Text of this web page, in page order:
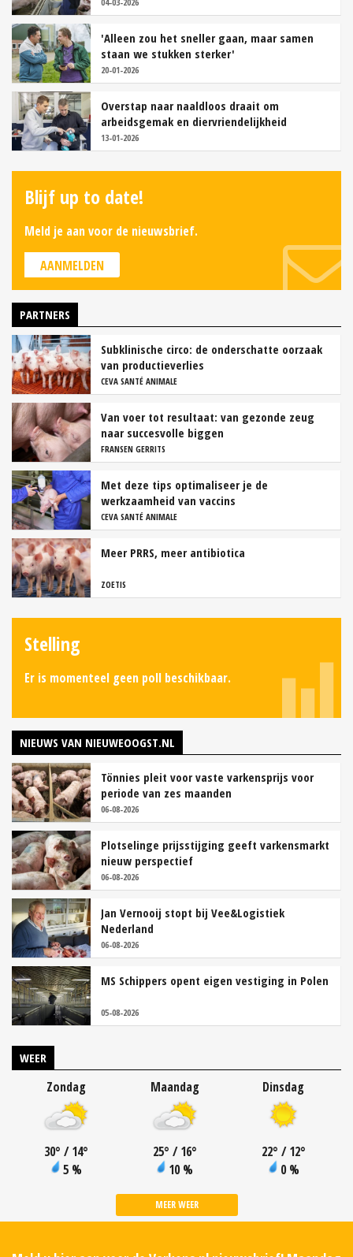
'Alleen zou het sneller gaan, maar samen
staan we stukken sterker'
20-01-2026
Overstap naar naaldloos draait om
arbeidsgemak en diervriendelijkheid
13-01-2026
Blijf up to date!
Meld je aan voor de nieuwsbrief.
AANMELDEN
PARTNERS
Subklinische circo: de onderschatte oorzaak
van productieverlies
CEVA SANTÉ ANIMALE
Van voer tot resultaat: van gezonde zeug
naar succesvolle biggen
FRANSEN GERRITS
Met deze tips optimaliseer je de
werkzaamheid van vaccins
CEVA SANTÉ ANIMALE
Meer PRRS, meer antibiotica
ZOETIS
Stelling
Er is momenteel geen poll beschikbaar.
NIEUWS VAN NIEUWEOOGST.NL
Tönnies pleit voor vaste varkensprijs voor
periode van zes maanden
06-08-2026
Plotselinge prijsstijging geeft varkensmarkt
nieuw perspectief
06-08-2026
Jan Vernooij stopt bij Vee&Logistiek
Nederland
06-08-2026
MS Schippers opent eigen vestiging in Polen
05-08-2026
WEER
Zondag
30° / 14°
5 %
Maandag
25° / 16°
10 %
Dinsdag
22° / 12°
0 %
MEER WEER